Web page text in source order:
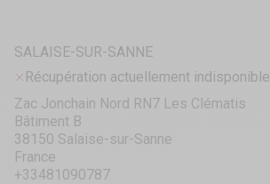
SALAISE-SUR-SANNE
Récupération actuellement indisponible
Zac Jonchain Nord RN7 Les Clématis
Bâtiment B
38150 Salaise-sur-Sanne
France
+33481090787